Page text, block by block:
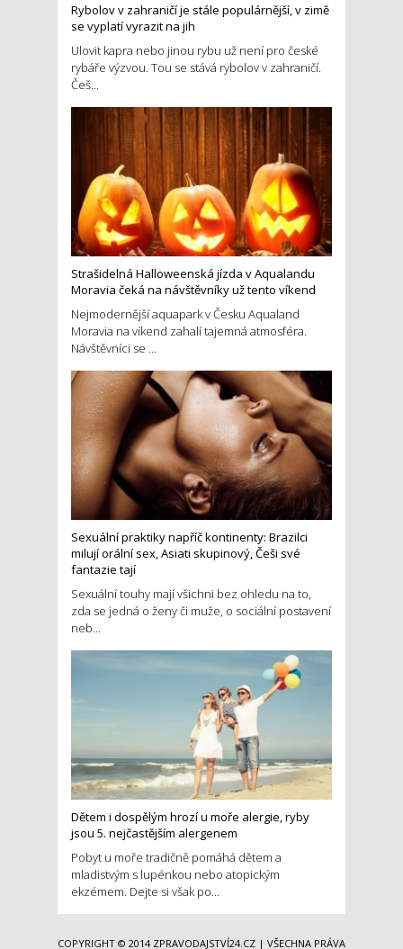
Rybolov v zahraničí je stále populárnější, v zimě
se vyplatí vyrazit na jih
Ulovit kapra nebo jinou rybu už není pro české
rybáře výzvou. Tou se stává rybolov v zahraničí.
Češ...
Strašidelná Halloweenská jízda v Aqualandu
Moravia čeká na návštěvníky už tento víkend
Nejmodernější aquapark v Česku Aqualand
Moravia na víkend zahalí tajemná atmosféra.
Návštěvníci se ...
Sexuální praktiky napříč kontinenty: Brazilci
milují orální sex, Asiati skupinový, Češi své
fantazie tají
Sexuální touhy mají všichni bez ohledu na to,
zda se jedná o ženy či muže, o sociální postavení
neb...
Dětem i dospělým hrozí u moře alergie, ryby
jsou 5. nejčastějším alergenem
Pobyt u moře tradičně pomáhá dětem a
mladistvým s lupénkou nebo atopickým
ekzémem. Dejte si však po...
COPYRIGHT © 2014 ZPRAVODAJSTVÍ24.CZ | VŠECHNA PRÁVA